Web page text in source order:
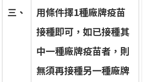
三 、
用條件擇1種廠牌疫苗
接種即可， 如已接種其
中一種廠牌疫苗者， 則
無須再接種另一種廠牌